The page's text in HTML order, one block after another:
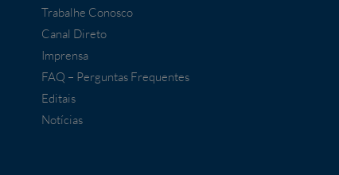
Trabalhe Conosco
Canal Direto
Imprensa
FAQ – Perguntas Frequentes
Editais
Notícias